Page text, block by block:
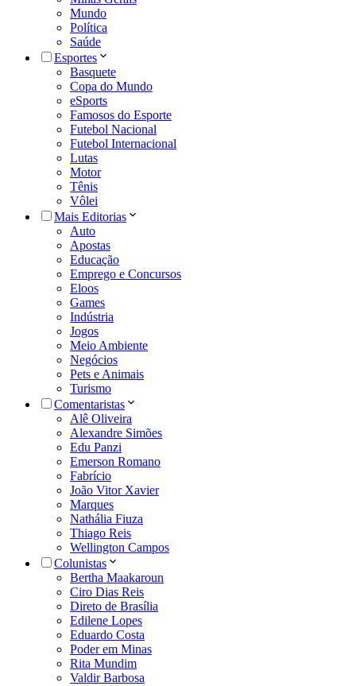
Mundo
Política
Saúde
Esportes
Basquete
Copa do Mundo
eSports
Famosos do Esporte
Futebol Nacional
Futebol Internacional
Lutas
Motor
Tênis
Vôlei
Mais Editorias
Auto
Apostas
Educação
Emprego e Concursos
Eloos
Games
Indústria
Jogos
Meio Ambiente
Negócios
Pets e Animais
Turismo
Comentaristas
Alê Oliveira
Alexandre Simões
Edu Panzi
Emerson Romano
Fabrício
João Vitor Xavier
Marques
Nathália Fiuza
Thiago Reis
Wellington Campos
Colunistas
Bertha Maakaroun
Ciro Dias Reis
Direto de Brasília
Edilene Lopes
Eduardo Costa
Poder em Minas
Rita Mundim
Valdir Barbosa